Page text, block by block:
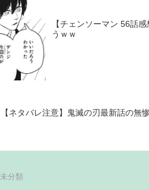
【チェンソーマン 56話
うｗｗ
【ネタバレ注意】鬼滅の刃最新話の無
未分類